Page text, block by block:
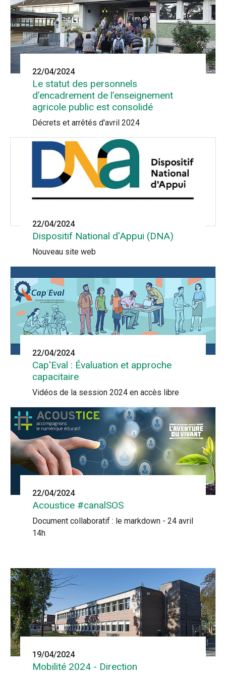
22/04/2024
Le statut des personnels
d’encadrement de l’enseignement
agricole public est consolidé
Décrets et arrêtés d'avril 2024
22/04/2024
Dispositif National d'Appui (DNA)
Nouveau site web
22/04/2024
Cap'Eval : Évaluation et approche
capacitaire
Vidéos de la session 2024 en accès libre
22/04/2024
Acoustice #canalSOS
Document collaboratif : le markdown - 24 avril
14h
19/04/2024
Mobilité 2024 - Direction